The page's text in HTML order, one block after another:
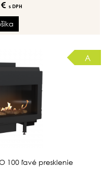
s DPH
A
100 ľavé presklenie